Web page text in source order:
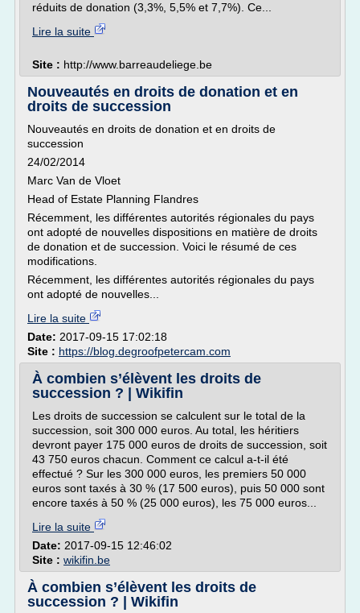
réduits de donation (3,3%, 5,5% et 7,7%). Ce...
Lire la suite
Site : http://www.barreaudeliege.be
Nouveautés en droits de donation et en
droits de succession
Nouveautés en droits de donation et en droits de
succession
24/02/2014
Marc Van de Vloet
Head of Estate Planning Flandres
Récemment, les différentes autorités régionales du pays
ont adopté de nouvelles dispositions en matière de droits
de donation et de succession. Voici le résumé de ces
modifications.
Récemment, les différentes autorités régionales du pays
ont adopté de nouvelles...
Lire la suite
Date: 2017-09-15 17:02:18
Site : https://blog.degroofpetercam.com
À combien s’élèvent les droits de
succession ? | Wikifin
Les droits de succession se calculent sur le total de la
succession, soit 300 000 euros. Au total, les héritiers
devront payer 175 000 euros de droits de succession, soit
43 750 euros chacun. Comment ce calcul a-t-il été
effectué ? Sur les 300 000 euros, les premiers 50 000
euros sont taxés à 30 % (17 500 euros), puis 50 000 sont
encore taxés à 50 % (25 000 euros), les 75 000 euros...
Lire la suite
Date: 2017-09-15 12:46:02
Site : wikifin.be
À combien s’élèvent les droits de
succession ? | Wikifin